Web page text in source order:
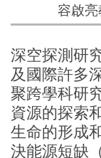
容啟
深空探測研
及國際許多
聚跨學科研
資源的探索
生命的形成
決能源短缺